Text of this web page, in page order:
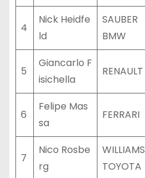
4
Nick Heidfe
ld
SAUBER
BMW
5
Giancarlo F
isichella
RENAULT
6
Felipe Mas
sa
FERRARI
7
Nico Rosbe
rg
WILLIAMS
TOYOTA